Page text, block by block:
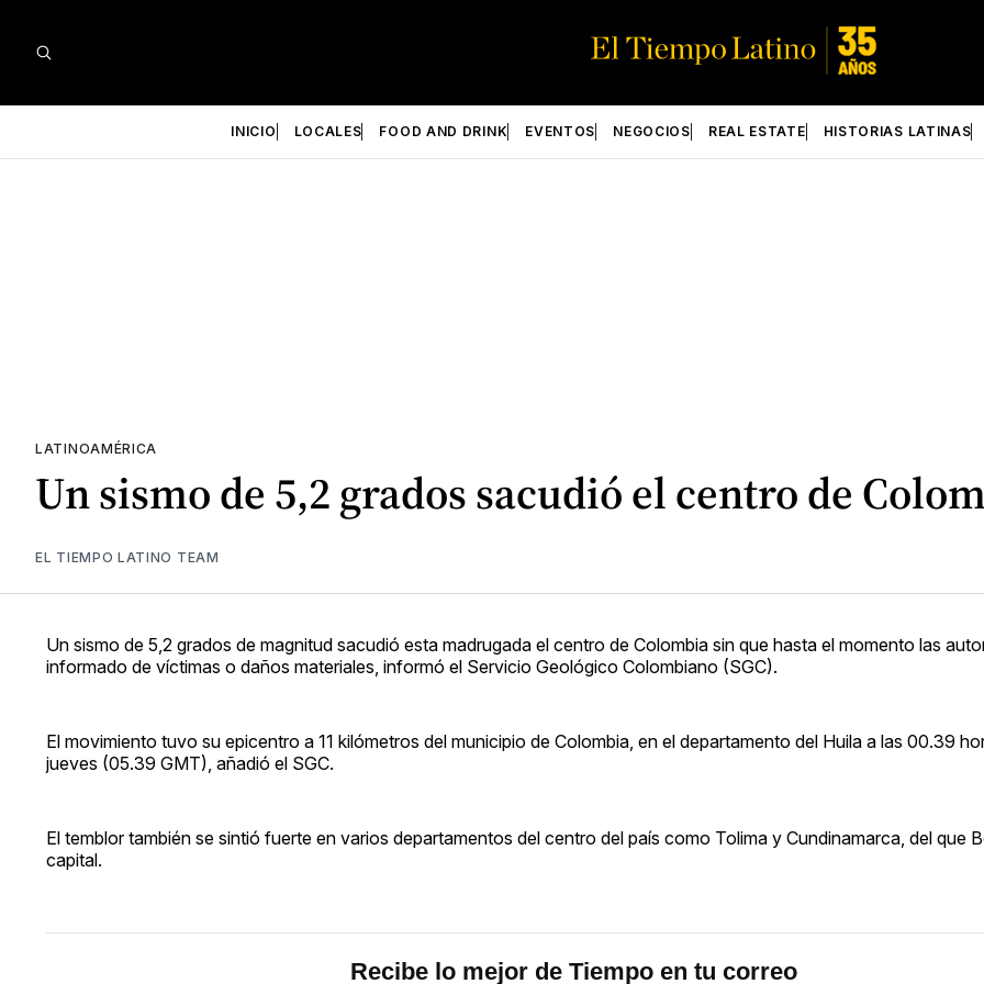
INICIO LOCALES FOOD AND DRINK EVENTOS NEGOCIOS REAL ESTATE HISTORIAS LATINAS
LATINOAMÉRICA
Un sismo de 5,2 grados sacudió el centro de
EL TIEMPO LATINO TEAM
Un sismo de 5,2 grados de magnitud sacudió esta madrugada el centro de Colombia sin que hasta el momento las
informado de víctimas o daños materiales, informó el Servicio Geológico Colombiano (SGC).
El movimiento tuvo su epicentro a 11 kilómetros del municipio de Colombia, en el departamento del Huila a las 00.39
jueves (05.39 GMT), añadió el SGC.
El temblor también se sintió fuerte en varios departamentos del centro del país como Tolima y Cundinamarca, del que
capital.
Recibe lo mejor de Tiempo en tu correo